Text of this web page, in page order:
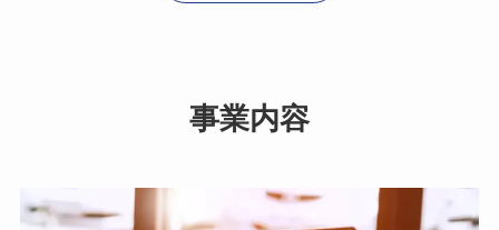
事業内容